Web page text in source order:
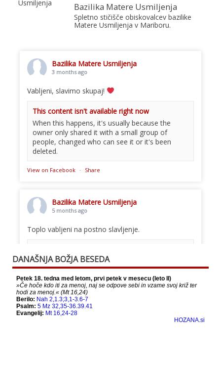
Bazilika Matere Usmiljenja
Spletno stičišče obiskovalcev bazilike
Matere Usmiljenja v Mariboru.
Bazilika Matere Usmiljenja
3 months ago
Vabljeni, slavimo skupaj!
This content isn't available right now
When this happens, it's usually because the
owner only shared it with a small group of
people, changed who can see it or it's been
deleted.
View on Facebook · Share
Bazilika Matere Usmiljenja
5 months ago
Toplo vabljeni na postno slavljenje.
When this happens, it's usually because the
owner only shared it with a small group of
people, changed who can see it or it's been
deleted.
View on Facebook · Share
DANAŠNJA BOŽJA BESEDA